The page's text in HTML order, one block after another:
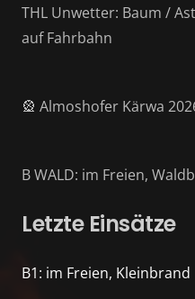
THL Unwetter: Baum /
auf Fahrbahn
🎡 Almoshofer Kärwa
B WALD: im Freien,
Letzte Einsätze
B1: im Freien, Kleinbrand